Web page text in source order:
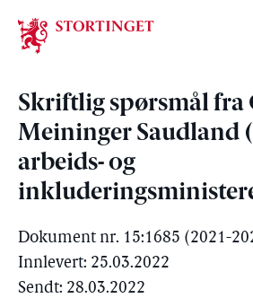
Stortinget.no
Skriftlig spørsmål fra
Meininger Saudland
arbeids- og
Dokument nr. 15:1685 (2021-
Innlevert: 25.03.2022
Sendt: 28.03.2022